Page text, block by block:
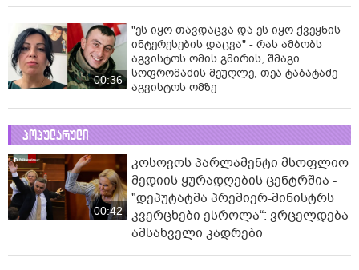
00:36
"ეს იყო თავდაცვა და ეს იყო ქვეყნის
ინტერესების დაცვა" - რას ამბობს
აგვისტოს ომის გმირის, შმაგი
სოფრომაძის მეუღლე, თეა ტაბატაძე
აგვისტოს ომზე
პოპულარული
00:42
კოსოვოს პარლამენტი მსოფლიო
მედიის ყურადღების ცენტრშია -
"დეპუტატმა პრემიერ-მინისტრს
კვერცხები ესროლა“: ვრცელდება
ამსახველი კადრები